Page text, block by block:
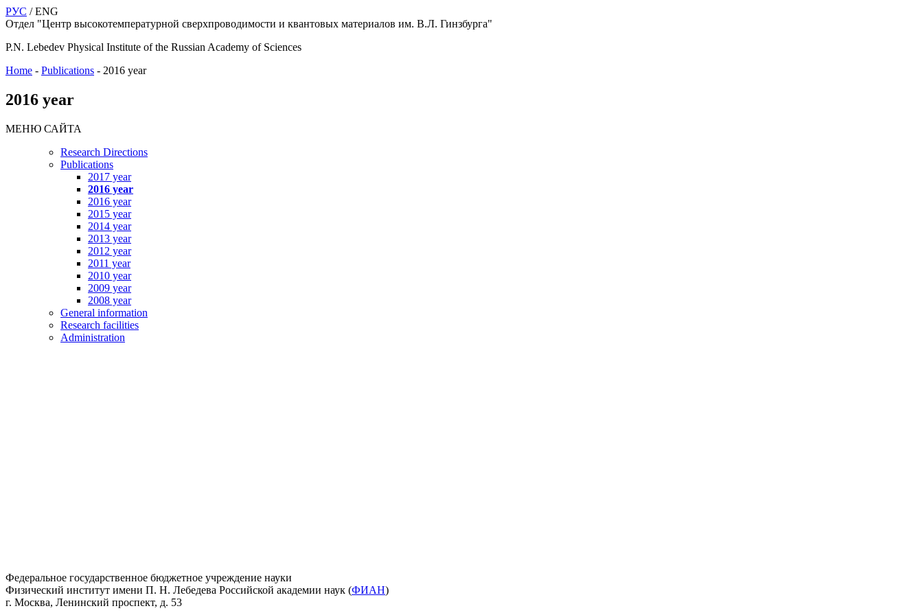
РУС / ENG
Отдел "Центр высокотемпературной сверхпроводимости и квантовых материалов им. В.Л. Гинзбурга"
P.N. Lebedev Physical Institute of the Russian Academy of Sciences
Home - Publications - 2016 year
2016 year
МЕНЮ САЙТА
Research Directions
Publications
2017 year
2016 year
2016 year
2015 year
2014 year
2013 year
2012 year
2011 year
2010 year
2009 year
2008 year
General information
Research facilities
Administration
Федеральное государственное бюджетное учреждение науки
Физический институт имени П. Н. Лебедева Российской академии наук (ФИАН)
г. Москва, Ленинский проспект, д. 53